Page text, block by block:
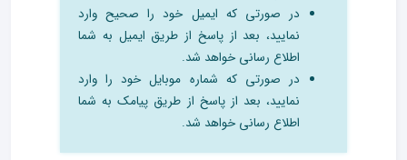
در صورتی که ایمیل خود را صحیح وارد
نمایید، بعد از پاسخ از طریق ایمیل به شما
اطلاع رسانی خواهد شد.
در صورتی که شماره موبایل خود را وارد
نمایید، بعد از پاسخ از طریق پیامک به شما
اطلاع رسانی خواهد شد.